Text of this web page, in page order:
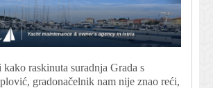
raskinuta suradnja Grada s
gradonačelnik nam nije znao reći,